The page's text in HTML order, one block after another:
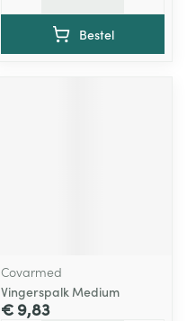
Bestel
Covarmed
Vingerspalk Medium
€ 9,83